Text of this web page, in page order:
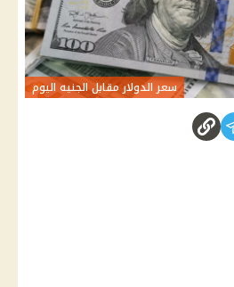
سعر الدولار مقابل الجنيه اليوم